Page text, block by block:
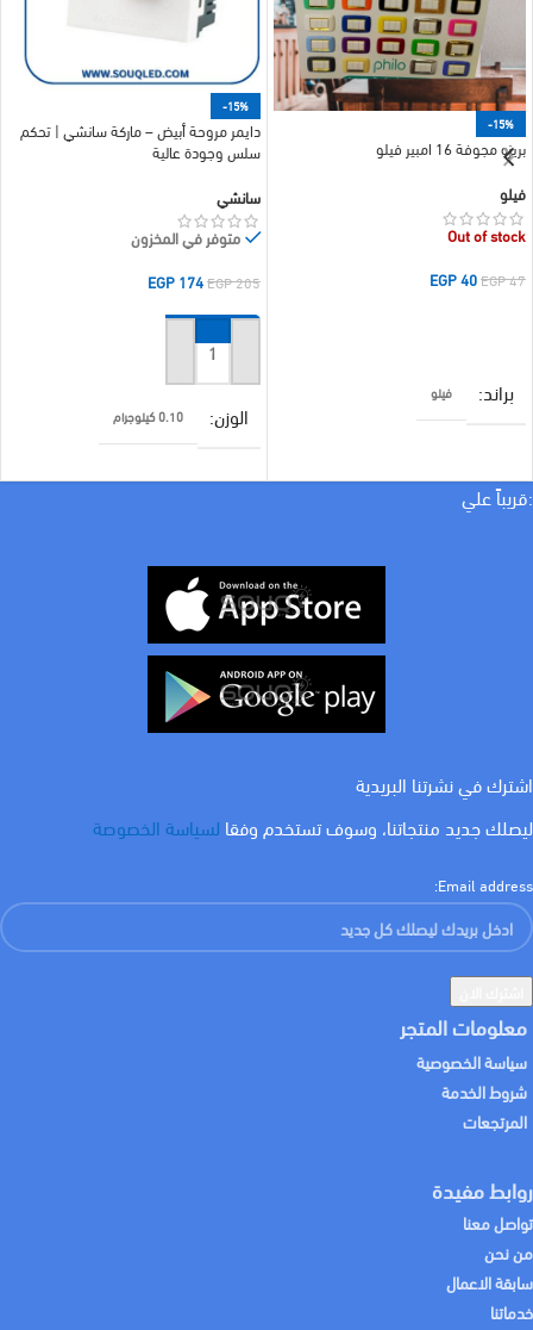
-15%
بريزه مجوفة 16 امبير فيلو
فيلو
Out of stock
EGP47
EGP40
براند فيلو
-15%
دايمر مروحة أبيض – ماركة سانشي | تحكم
سلس وجودة عالية
سانشي
متوفر في المخزون
EGP205
EGP174
إضافة إلى السلة
الوزن 0.10 كيلوجرام
براند سانشي :قريباً علي
اشترك في نشرتنا البريدية
ليصلك جديد منتجاتنا، وسوف تستخدم وفقا لسياسة الخصوصة
Email address:
معلومات المتجر
سياسة الخصوصية
شروط الخدمة
المرتجعات
روابط مفيدة
تواصل معنا
من نحن
سابقة الاعمال
خدماتنا